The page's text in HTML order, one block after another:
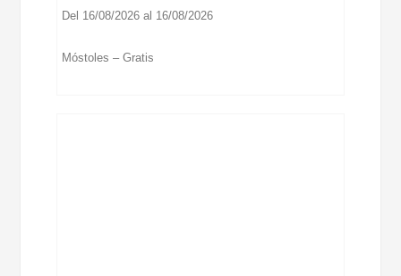
Del 16/08/2026 al 16/08/2026
Móstoles – Gratis